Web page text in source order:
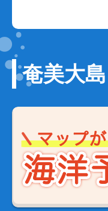
奄美大